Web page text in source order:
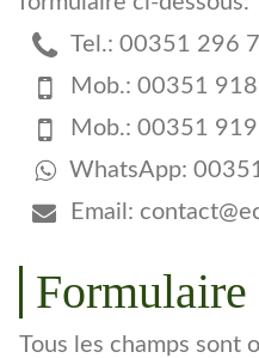
Tel.: 00351 296
Mob.: 00351
Mob.: 00351
WhatsApp:
Email:
Formulaire
Tous les champs sont